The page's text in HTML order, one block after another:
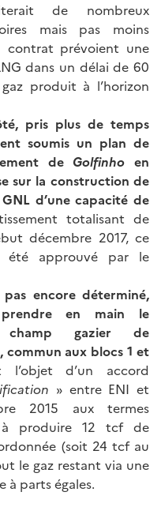
de nombreux
mais pas moins
contrat prévoient une
dans un délai de 60
produit à l’horizon
pris plus de temps
soumis un plan de
de Golfinho en
sur la construction de
d’une capacité de
totalisant de
décembre 2017, ce
été approuvé par le
encore déterminé,
prendre en main le
champ gazier de
commun aux blocs 1 et
d’un accord
» entre ENI et
2015 aux termes
à produire 12 tcf de
(soit 24 tcf au
le gaz restant via une
parts égales.